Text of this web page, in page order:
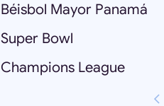
Béisbol Mayor Panamá
Super Bowl
Champions League